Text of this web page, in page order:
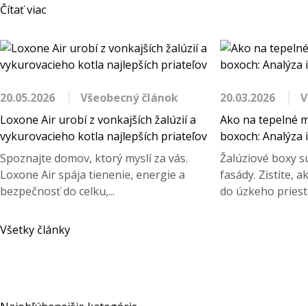
Čítať viac
20.05.2026
Všeobecný článok
Loxone Air urobí z vonkajších žalúzií a
vykurovacieho kotla najlepších priateľov
Spoznajte domov, ktorý myslí za vás.
Loxone Air spája tienenie, energie a
bezpečnosť do celku,...
20.03.2026
Ako na tepelné
boxoch:
Žalúziové boxy
fasády. Zistite,
do úzkeho
Všetky články